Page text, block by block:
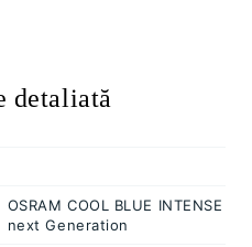
detaliată
OSRAM COOL BLUE INTENSE
next Generation